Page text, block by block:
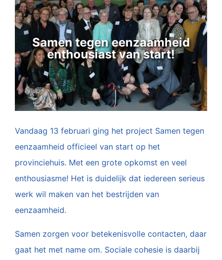
Samen tegen eenzaamheid
enthousiast van start!
Vandaag 13 februari ging het project Samen tegen
eenzaamheid officieel van start op het
provinciehuis. Met een grote opkomst en veel
enthousiasme! Het is duidelijk dat iedereen serieus
werk wil maken van het bestrijden van
eenzaamheid.
Samen zorgen voor betekenisvolle contacten, daar
gaat het met name om. Sociale cohesie is daarbij